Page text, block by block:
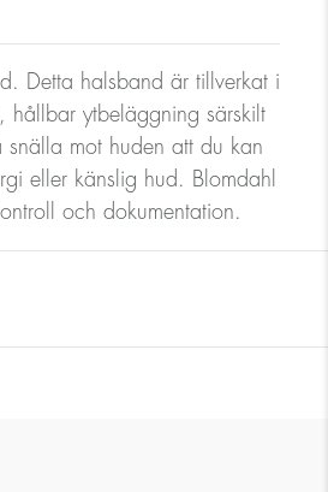
Detta halsband är tillverkat i
hållbar ytbeläggning särskilt
snälla mot huden att du kan
eller känslig hud. Blomdahl
och dokumentation.